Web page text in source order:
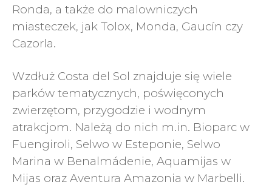
Ronda, a także do malowniczych
miasteczek, jak Tolox, Monda, Gaucín czy
Cazorla.
Wzdłuż Costa del Sol znajduje się wiele
parków tematycznych, poświęconych
zwierzętom, przygodzie i wodnym
atrakcjom. Należą do nich m.in. Bioparc w
Fuengiroli, Selwo w Esteponie, Selwo
Marina w Benalmádenie, Aquamijas w
Mijas oraz Aventura Amazonia w Marbelli.